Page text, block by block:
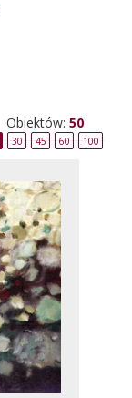
Obiektów: 50
30 45 60 100